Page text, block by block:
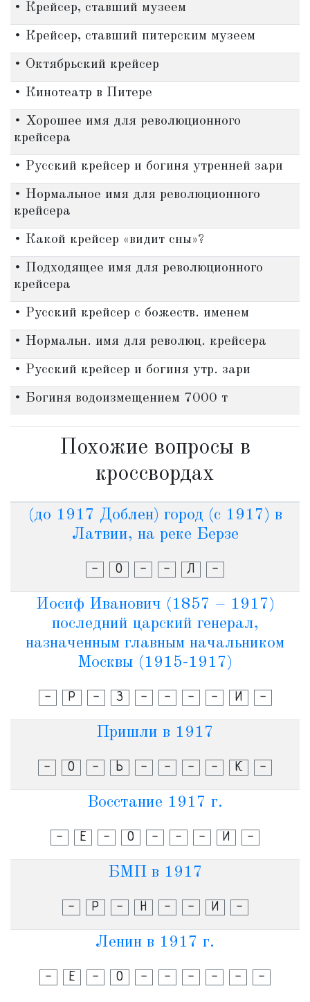
• Крейсер, ставший музеем
• Крейсер, ставший питерским музеем
• Октябрьский крейсер
• Кинотеатр в Питере
• Хорошее имя для революционного
крейсера
• Русский крейсер и богиня утренней зари
• Нормальное имя для революционного
крейсера
• Какой крейсер «видит сны»?
• Подходящее имя для революционного
крейсера
• Русский крейсер с божеств. именем
• Нормальн. имя для революц. крейсера
• Русский крейсер и богиня утр. зари
• Богиня водоизмещением 7000 т
Похожие вопросы в
кроссвордах
(до 1917 Доблен) город (с 1917) в
Латвии, на реке Берзе
- О - - Л -
Иосиф Иванович (1857 – 1917)
последний царский генерал,
назначенным главным начальником
Москвы (1915-1917)
- Р - З - - - - И -
Пришли в 1917
- О - Ь - - - - К -
Восстание 1917 г.
- Е - О - - - И -
БМП в 1917
- Р - Н - - И -
Ленин в 1917 г.
- Е - О - - - - - -